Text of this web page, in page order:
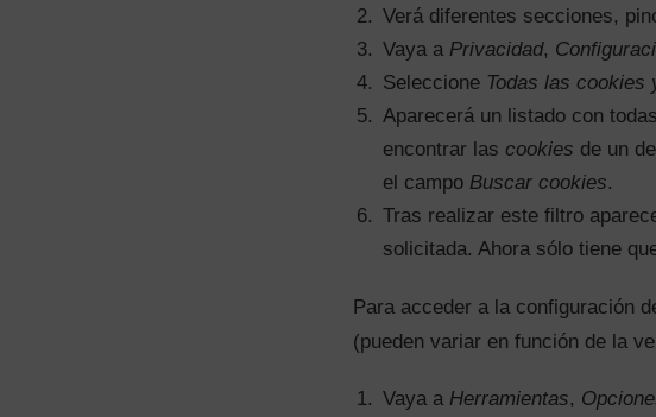
Verá diferentes secciones,
Vaya aPrivacidad,
Seleccione Todas lascookies
Aparecerá un listado con
encontrar lascookies de un
el campoBuscar cookies.
Tras realizar este filtro
solicitada. Ahora sólo tiene
Para acceder a la configuración
(pueden variar en función de la
Vaya aHerramientas,